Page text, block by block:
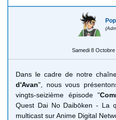
Samedi 8 Octobre
Dans le cadre de notre
d'Avan", nous vous
vingts-seizième épisode "
Quest Dai No Daibōken - La
multicast sur Anime Digital